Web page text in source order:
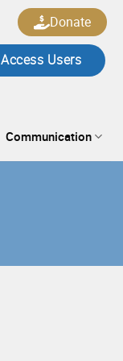
Access Users
Donate
Communication